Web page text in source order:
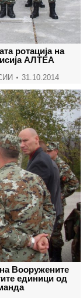
ротација на
АЛТЕА
31.10.2014
Вооружените
единици од